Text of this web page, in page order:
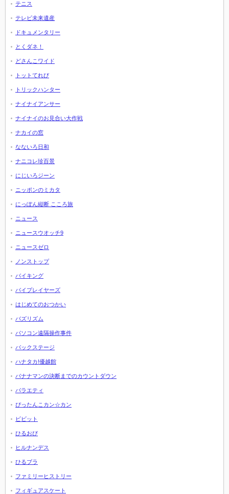
テニス
テレビ未来遺産
ドキュメンタリー
とくダネ！
どさんこワイド
トットてれび
トリックハンター
ナイナイアンサー
ナイナイのお見合い大作戦
ナカイの窓
なないろ日和
ナニコレ珍百景
にじいろジーン
ニッポンのミカタ
にっぽん縦断 こころ旅
ニュース
ニュースウオッチ9
ニュースゼロ
ノンストップ
バイキング
バイプレイヤーズ
はじめてのおつかい
バズリズム
パソコン遠隔操作事件
バックステージ
ハナタカ!優越館
バナナマンの決断までのカウントダウン
バラエティ
ぴったんこカン☆カン
ビビット
ひるおび
ヒルナンデス
ひるブラ
ファミリーヒストリー
フィギュアスケート